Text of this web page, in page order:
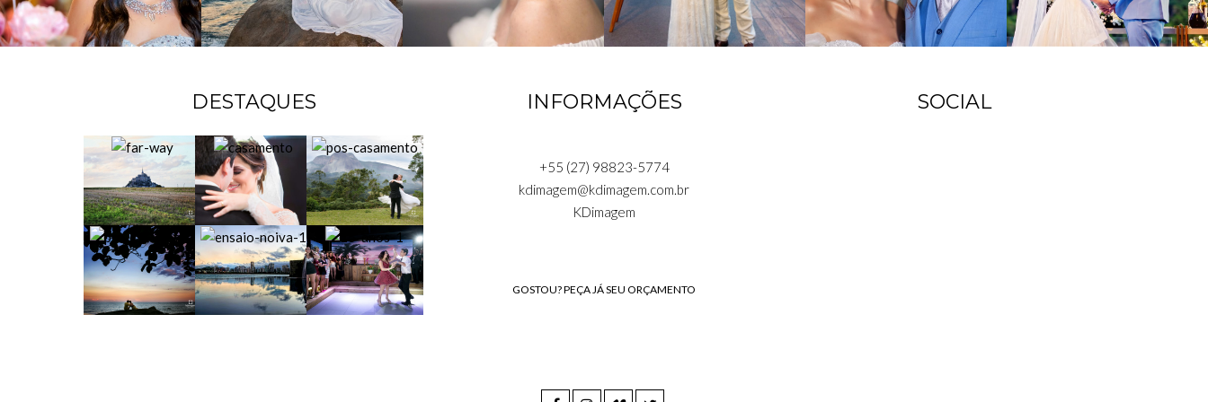
DESTAQUES INFORMAÇÕES
+55 (27) 98823-5774
kdimagem@kdimagem.com.br
KDimagem
GOSTOU? PEÇA JÁ SEU ORÇAMENTO
SOCIAL